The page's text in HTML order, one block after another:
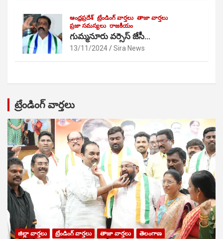
ఆంధ్రప్రదేశ్ ట్రేండింగ్ వార్తలు తాజా వార్తలు
ప్రజా సమస్యలు రాజకీయం
గుమ్మనూరు వర్సెస్ జేసీ…
13/11/2024 Sira News
ట్రేండింగ్ వార్తలు
జిల్లా వార్తలు ట్రేండింగ్ వార్తలు తాజా వార్తలు తెలంగాణ